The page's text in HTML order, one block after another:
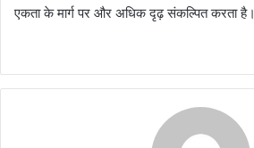
एकता के मार्ग पर और अधिक दृढ़ संकल्पित करता है।